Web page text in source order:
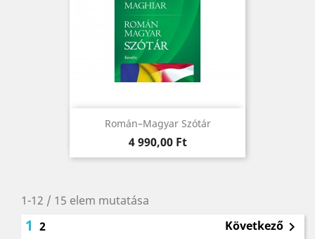
Román–Magyar Szótár
Ár
4 990,00 Ft
1-12 / 15 elem mutatása
1 2 Következő 